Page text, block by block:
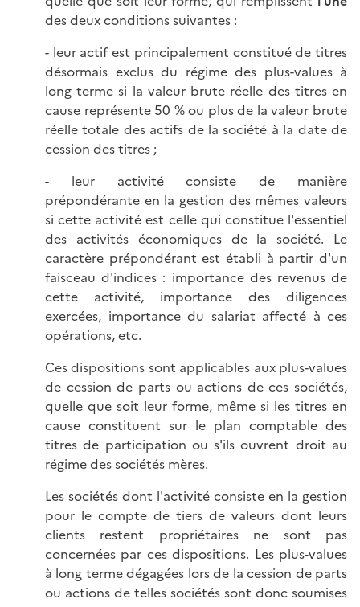
des deux conditions suivantes :
- leur actif est principalement constitué de titres
désormais exclus du régime des plus-values à
long terme si la valeur brute réelle des titres en
cause représente 50 % ou plus de la valeur brute
réelle totale des actifs de la société à la date de
cession des titres ;
- leur activité consiste de manière
prépondérante en la gestion des mêmes valeurs
si cette activité est celle qui constitue l'essentiel
des activités économiques de la société. Le
caractère prépondérant est établi à partir d'un
faisceau d'indices : importance des revenus de
cette activité, importance des diligences
exercées, importance du salariat affecté à ces
opérations, etc.
Ces dispositions sont applicables aux plus-values
de cession de parts ou actions de ces sociétés,
quelle que soit leur forme, même si les titres en
cause constituent sur le plan comptable des
titres de participation ou s'ils ouvrent droit au
régime des sociétés mères.
Les sociétés dont l'activité consiste en la gestion
pour le compte de tiers de valeurs dont leurs
clients restent propriétaires ne sont pas
concernées par ces dispositions. Les plus-values
à long terme dégagées lors de la cession de parts
ou actions de telles sociétés sont donc soumises